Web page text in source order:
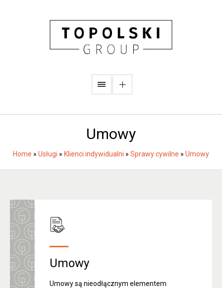
Umowy
Home » Usługi » Klienci indywidualni » Sprawy cywilne » Umowy
Umowy
Umowy są nieodłącznym elementem